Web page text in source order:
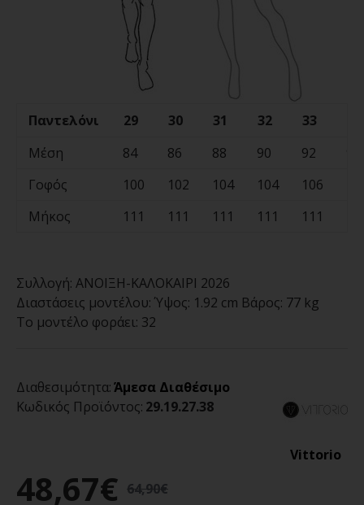
Παντελόνι 29 30 31 32 33
Μέση
84 86 88 90 92
Γοφός
100 102 104 104 106
Μήκος
111 111 111 111 111
Συλλογή: ΑΝΟΙΞΗ-ΚΑΛΟΚΑΙΡΙ 2026
Διαστάσεις μοντέλου: Ύψος: 1.92 cm Βάρος: 77 kg
Το μοντέλο φοράει: 32
48,67€ 64,90€
Διαθεσιμότητα:Άμεσα Διαθέσιμο
Κωδικός Προϊόντος: 29.19.27.38
Vittorio